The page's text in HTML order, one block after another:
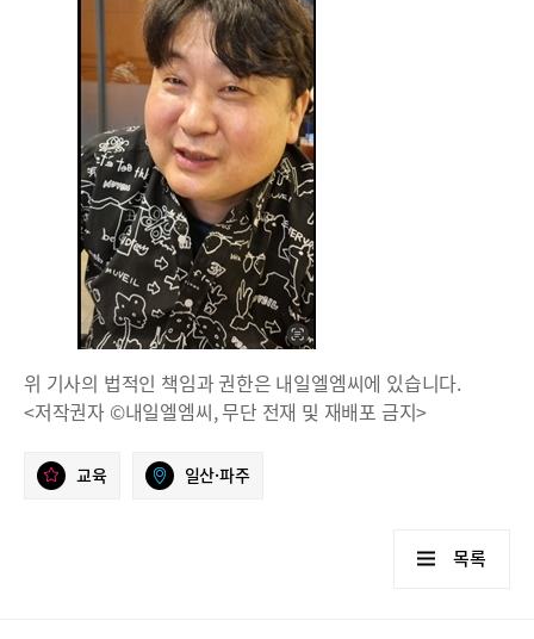
위 기사의 법적인 책임과 권한은 내일엘엠씨에 있습니다.
<저작권자 ©내일엘엠씨, 무단 전재 및 재배포 금지>
교육 일산·파주
목록